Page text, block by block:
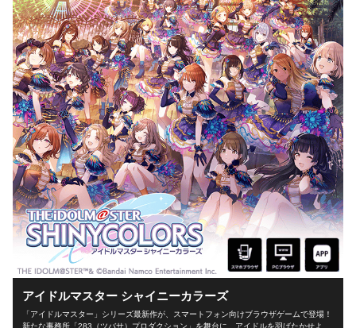
アイドルマスター シャイニーカラーズ
「アイドルマスター」シリーズ最新作が、スマートフォン向けブラウザゲームで登場！